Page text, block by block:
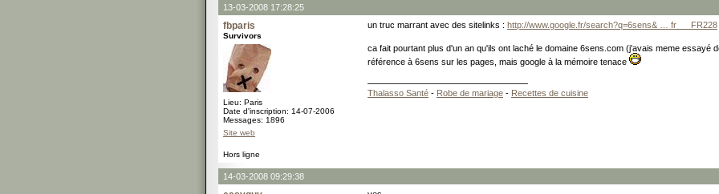
13-03-2008 17:28:25
fbparis
Survivors
Lieu: Paris
Date d'inscription: 14-07-2006
Messages: 1896
Site web
un truc marrant avec des sitelinks : http://www.google.fr/search?q=6sens& … fr___FR228
ca fait pourtant plus d'un an qu'ils ont laché le domaine 6sens.com (j'avais meme essayé
référence à 6sens sur les pages, mais google à la mémoire tenace
Thalasso Santé - Robe de mariage - Recettes de cuisine
Hors ligne
14-03-2008 09:29:38